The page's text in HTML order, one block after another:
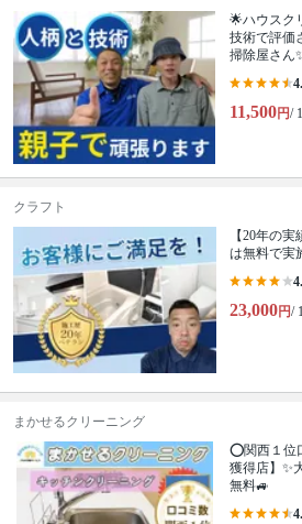
🌟ハウスク
技術で評価
掃除屋さん
11,500円/
クラフト
【20年の
は無料で実
23,000円/
まかせるクリーニング
⭕関西１位
獲得店】✨
無料🚙